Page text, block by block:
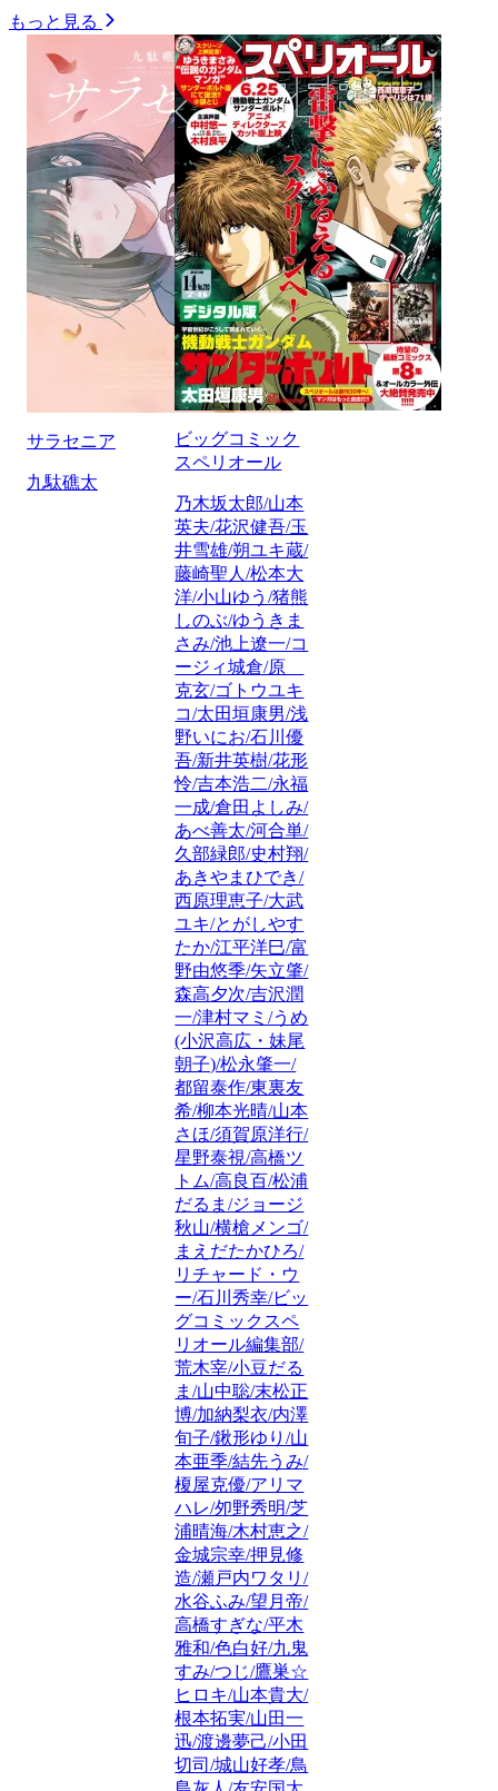
もっと見る
サラセニア
九駄礁太
ビッグコミック
スペリオール
乃木坂太郎/山本
英夫/花沢健吾/玉
井雪雄/朔ユキ蔵/
藤崎聖人/松本大
洋/小山ゆう/猪熊
しのぶ/ゆうきま
さみ/池上遼一/コ
ージィ城倉/原
克玄/ゴトウユキ
コ/太田垣康男/浅
野いにお/石川優
吾/新井英樹/花形
怜/吉本浩二/永福
一成/倉田よしみ/
あべ善太/河合単/
久部緑郎/史村翔/
あきやまひでき/
西原理恵子/大武
ユキ/とがしやす
たか/江平洋巳/富
野由悠季/矢立肇/
森高夕次/吉沢潤
一/津村マミ/うめ
(小沢高広・妹尾
朝子)/松永肇一/
都留泰作/東裏友
希/柳本光晴/山本
さほ/須賀原洋行/
星野泰視/高橋ツ
トム/高良百/松浦
だるま/ジョージ
秋山/横槍メンゴ/
まえだたかひろ/
リチャード・ウ
ー/石川秀幸/ビッ
グコミックスペ
リオール編集部/
荒木宰/小豆だる
ま/山中聡/末松正
博/加納梨衣/内澤
旬子/鍬形ゆり/山
本亜季/結先うみ/
榎屋克優/アリマ
ハレ/夘野秀明/芝
浦晴海/木村恵之/
金城宗幸/押見修
造/瀬戸内ワタリ/
水谷ふみ/望月帝/
高橋すぎな/平木
雅和/色白好/九鬼
すみ/つじ/鷹巣☆
ヒロキ/山本貴大/
根本拓実/山田一
迅/渡邊夢己/小田
切司/城山好孝/鳥